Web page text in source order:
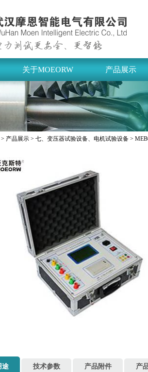
关于MOEORW 产品展示
> 产品展示 > 七、变压器试验设备、电机试验设备 >
途 技术参数 产品附件 产